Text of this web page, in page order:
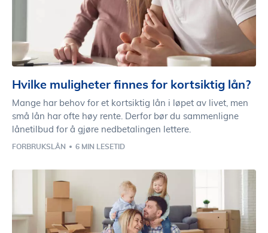
Hvilke muligheter finnes for kortsiktig lån?
Mange har behov for et kortsiktig lån i løpet av livet, men
små lån har ofte høy rente. Derfor bør du sammenligne
lånetilbud for å gjøre nedbetalingen lettere.
FORBRUKSLÅN 6 MIN LESETID